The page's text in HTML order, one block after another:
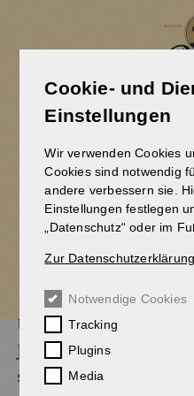
Cookie- und
Einstellungen
Wir verwenden Cookies
Cookies sind notwendig
andere verbessern sie.
Einstellungen festlegen
„Datenschutz“ oder im
Zur Datenschutzerklärung
Notwendige Cookies
Tracking
Plugins
Media
HEIMAT
MONAT
Unser Streifenkalender
Jahren durchs Berg-Bier-
steckt aber noch viel mehr